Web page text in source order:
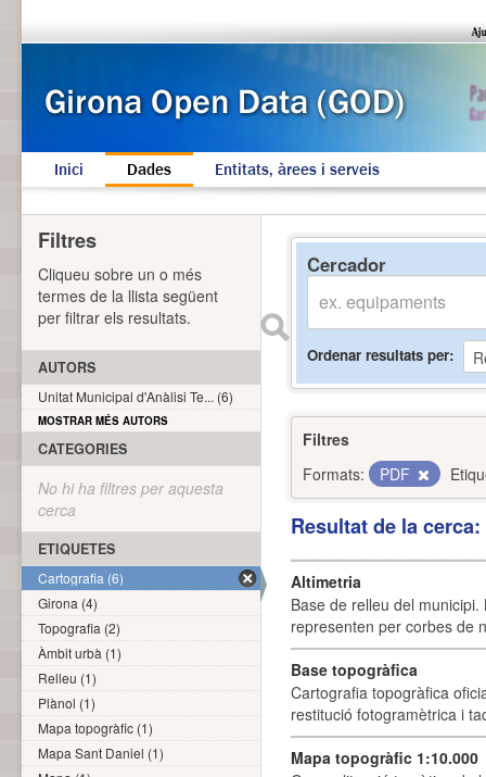
Inici Dades Entitats, àrees i serveis
Cercador
Ordenar resultats per
Filtres
Formats:
PDF
Resultat de la
Altimetria
Base de relleu del
representen per corbes de
Base topogràfica
Cartografia topogràfica
restitució fotogramètrica i
Mapa topogràfic 1:10.000
Filtres
Cliqueu sobre un o més
termes de la llista següent
per filtrar els resultats.
AUTORS
Unitat Municipal d'Anàlisi Te... (6)
MOSTRAR MÉS AUTORS
CATEGORIES
No hi ha filtres per aquesta
cerca
ETIQUETES
Cartografia (6)
Girona (4)
Topografia (2)
Àmbit urbà (1)
Relleu (1)
Plànol (1)
Mapa topogràfic (1)
Mapa Sant Daniel (1)